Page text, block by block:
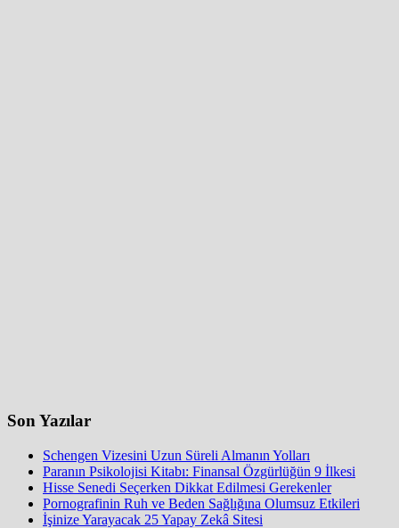
Son Yazılar
Schengen Vizesini Uzun Süreli Almanın Yolları
Paranın Psikolojisi Kitabı: Finansal Özgürlüğün 9 İlkesi
Hisse Senedi Seçerken Dikkat Edilmesi Gerekenler
Pornografinin Ruh ve Beden Sağlığına Olumsuz Etkileri
İşinize Yarayacak 25 Yapay Zekâ Sitesi